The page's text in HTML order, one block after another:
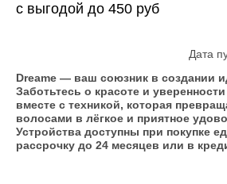
с выгодой до 450 руб
Дата
Dreame — ваш союзник в создании
Заботьтесь о красоте и
вместе с техникой, которая
волосами в лёгкое и приятное
Устройства доступны при покупке
рассрочку до 24 месяцев или в